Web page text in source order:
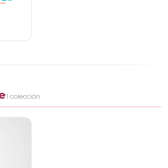
1 colección